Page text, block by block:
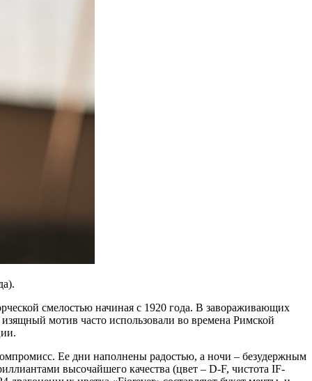
смелостью начиная с 1920 года. В завораживающих
мотив часто использовали во времена Римской
Ее дни наполнены радостью, а ночи – безудержным
высочайшего качества (цвет – D-F, чистота IF-